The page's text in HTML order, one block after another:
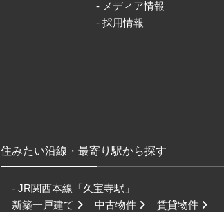
- メディア情報
- 採用情報
住みたい沿線・最寄り駅から探す
- JR関西本線「久宝寺駅」
新築一戸建て
中古物件 賃貸物件